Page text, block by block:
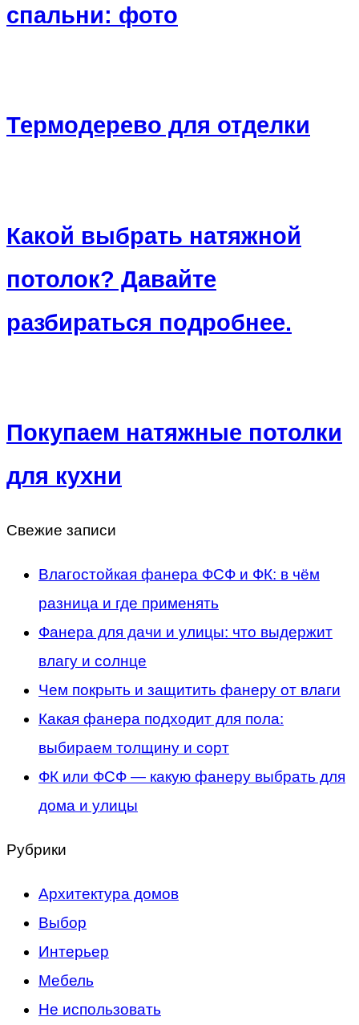
спальни: фото
Термодерево для отделки
Какой выбрать натяжной
потолок? Давайте
разбираться подробнее.
Покупаем натяжные потолки
для кухни
Свежие записи
Влагостойкая фанера ФСФ и ФК: в чём
разница и где применять
Фанера для дачи и улицы: что выдержит
влагу и солнце
Чем покрыть и защитить фанеру от влаги
Какая фанера подходит для пола:
выбираем толщину и сорт
ФК или ФСФ — какую фанеру выбрать для
дома и улицы
Рубрики
Архитектура домов
Выбор
Интерьер
Мебель
Не использовать